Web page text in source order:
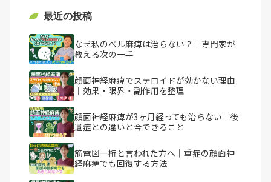
最近の投稿
なぜ私のベル麻痺は治らない？｜専門家が
教える次の一手
顔面神経麻痺でステロイドが効かない理由
｜効果・限界・副作用を整理
顔面神経麻痺が3ヶ月経っても治らない｜後
遺症との違いと今できること
筋電図一桁と言われた方へ｜重症の顔面神
経麻痺でも回復する方法